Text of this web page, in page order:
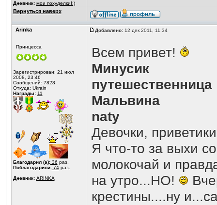
Дневник: мои похуделки!:)
Вернуться наверх
Аrinka Добавлено:12 дек 2011, 11:34
Принцесса
Зарегистрирован: 21 июл
2008, 23:46
Сообщений: 7828
Откуда: Ukrain
Награды: 11
Благодарил (а):36 раз.
Поблагодарили:74раз.
Дневник: ARINKA
Всем привет!
Минусик
путешественница
Мальвина
naty
Девочки,
Я что-то за выхи
молокочай и
на утро...НО!
крестины....ну